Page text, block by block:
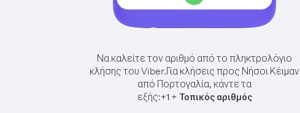
Να καλείτε τον αριθμό από το πληκτρολόγιο
κλήσης του Viber.Για κλήσεις προς Νήσοι Κέιμαν
από Πορτογαλία, κάντε τα
εξής:+1+ Τοπικός αριθμός